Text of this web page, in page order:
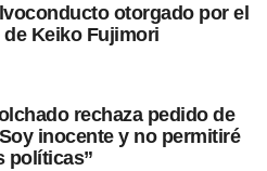
otorgado por el
Keiko Fujimori
rechaza pedido de
inocente y no permitiré
políticas”